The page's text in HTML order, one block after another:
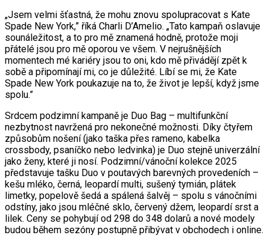
„Jsem velmi šťastná, že mohu znovu spolupracovat s Kate
Spade New York,” říká Charli D’Amelio. „Tato kampaň oslavuje
sounáležitost, a to pro mě znamená hodně, protože moji
přátelé jsou pro mě oporou ve všem. V nejrušnějších
momentech mé kariéry jsou to oni, kdo mě přivádějí zpět k
sobě a připomínají mi, co je důležité. Líbí se mi, že Kate
Spade New York poukazuje na to, že život je lepší, když jsme
spolu.”
Srdcem podzimní kampaně je Duo Bag – multifunkční
nezbytnost navržená pro nekonečné možnosti. Díky čtyřem
způsobům nošení (jako taška přes rameno, kabelka
crossbody, psaníčko nebo ledvinka) je Duo stejně univerzální
jako ženy, které ji nosí. Podzimní/vánoční kolekce 2025
představuje tašku Duo v poutavých barevných provedeních –
kešu mléko, černá, leopardí multi, sušený tymián, plátek
limetky, popelově šedá a spálená šalvěj – spolu s vánočními
odstíny, jako jsou mléčné sklo, červený džem, leopardí srst a
lilek. Ceny se pohybují od 298 do 348 dolarů a nové modely
budou během sezóny postupně přibývat v obchodech i online.